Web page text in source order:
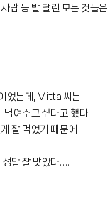
람 등 발 달린 모든 것들은
었는데, Mittal씨는
먹여주고 싶다고 했다.
잘 먹었기 때문에
정말 잘 맞았다….